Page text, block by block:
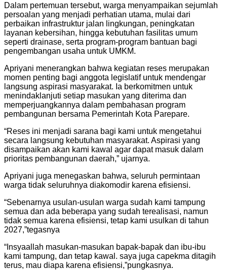
Dalam pertemuan tersebut, warga menyampaikan sejumlah
persoalan yang menjadi perhatian utama, mulai dari
perbaikan infrastruktur jalan lingkungan, peningkatan
layanan kebersihan, hingga kebutuhan fasilitas umum
seperti drainase, serta program-program bantuan bagi
pengembangan usaha untuk UMKM.
Apriyani menerangkan bahwa kegiatan reses merupakan
momen penting bagi anggota legislatif untuk mendengar
langsung aspirasi masyarakat. Ia berkomitmen untuk
menindaklanjuti setiap masukan yang diterima dan
memperjuangkannya dalam pembahasan program
pembangunan bersama Pemerintah Kota Parepare.
“Reses ini menjadi sarana bagi kami untuk mengetahui
secara langsung kebutuhan masyarakat. Aspirasi yang
disampaikan akan kami kawal agar dapat masuk dalam
prioritas pembangunan daerah,” ujarnya.
Apriyani juga menegaskan bahwa, seluruh permintaan
warga tidak seluruhnya diakomodir karena efisiensi.
“Sebenarnya usulan-usulan warga sudah kami tampung
semua dan ada beberapa yang sudah terealisasi, namun
tidak semua karena efisiensi, tetap kami usulkan di tahun
2027,”tegasnya
“Insyaallah masukan-masukan bapak-bapak dan ibu-ibu
kami tampung, dan tetap kawal. saya juga capekma ditagih
terus, mau diapa karena efisiensi,”pungkasnya.